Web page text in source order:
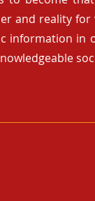
and reality
information in